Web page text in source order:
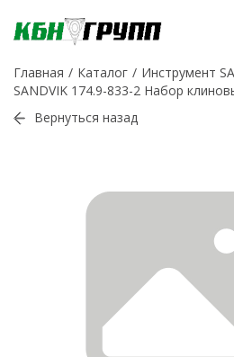
Главная Каталог
Инструмент
SANDVIK 174.9-833-2 Набор
Вернуться назад